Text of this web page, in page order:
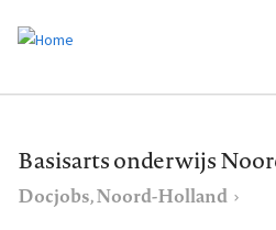
de
gaan
Basisarts onderwijs
Docjobs, Noord-Holland